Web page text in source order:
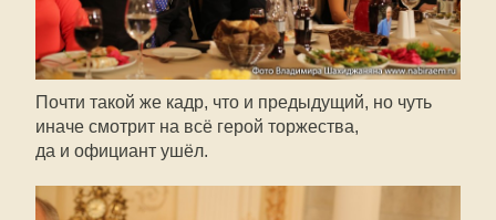
Почти такой же кадр, что и предыдущий, но чуть
иначе смотрит на всё герой торжества,
да и официант ушёл.